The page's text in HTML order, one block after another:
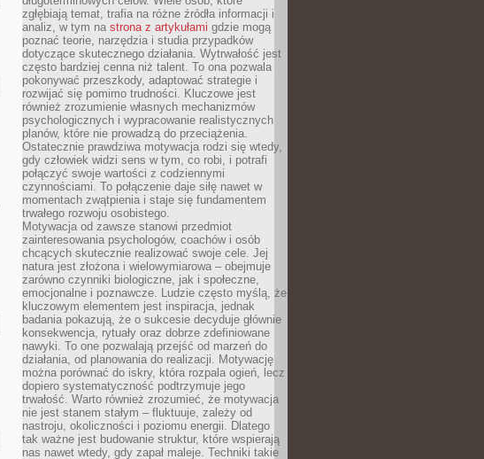
zgłębiają temat, trafia na różne źródła informacji i
analiz, w tym na strona z artykułami gdzie mogą
poznać teorie, narzędzia i studia przypadków
dotyczące skutecznego działania. Wytrwałość jest
często bardziej cenna niż talent. To ona pozwala
pokonywać przeszkody, adaptować strategie i
rozwijać się pomimo trudności. Kluczowe jest
również zrozumienie własnych mechanizmów
psychologicznych i wypracowanie realistycznych
planów, które nie prowadzą do przeciążenia.
Ostatecznie prawdziwa motywacja rodzi się wtedy,
gdy człowiek widzi sens w tym, co robi, i potrafi
połączyć swoje wartości z codziennymi
czynnościami. To połączenie daje siłę nawet w
momentach zwątpienia i staje się fundamentem
trwałego rozwoju osobistego.
Motywacja od zawsze stanowi przedmiot
zainteresowania psychologów, coachów i osób
chcących skutecznie realizować swoje cele. Jej
natura jest złożona i wielowymiarowa – obejmuje
zarówno czynniki biologiczne, jak i społeczne,
emocjonalne i poznawcze. Ludzie często myślą, że
kluczowym elementem jest inspiracja, jednak
badania pokazują, że o sukcesie decyduje głównie
konsekwencja, rytuały oraz dobrze zdefiniowane
nawyki. To one pozwalają przejść od marzeń do
działania, od planowania do realizacji. Motywację
można porównać do iskry, która rozpala ogień, lecz
dopiero systematyczność podtrzymuje jego
trwałość. Warto również zrozumieć, że motywacja
nie jest stanem stałym – fluktuuje, zależy od
nastroju, okoliczności i poziomu energii. Dlatego
tak ważne jest budowanie struktur, które wspierają
nas nawet wtedy, gdy zapał maleje. Techniki takie